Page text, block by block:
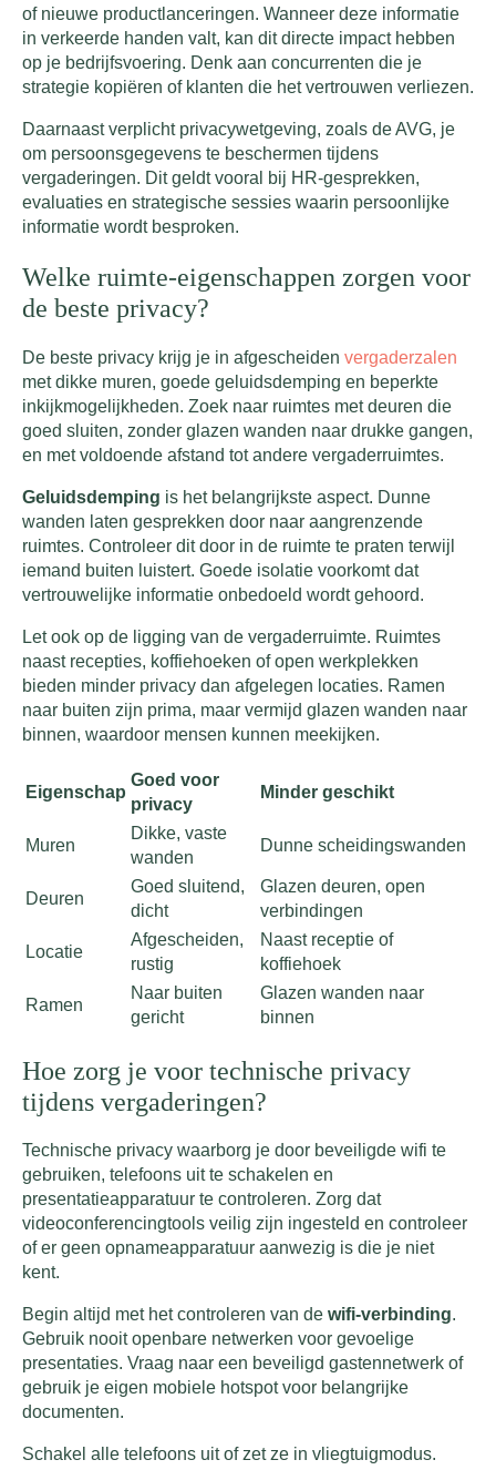
of nieuwe productlanceringen. Wanneer deze informatie
in verkeerde handen valt, kan dit directe impact hebben
op je bedrijfsvoering. Denk aan concurrenten die je
strategie kopiëren of klanten die het vertrouwen verliezen.
Daarnaast verplicht privacywetgeving, zoals de AVG, je
om persoonsgegevens te beschermen tijdens
vergaderingen. Dit geldt vooral bij HR-gesprekken,
evaluaties en strategische sessies waarin persoonlijke
informatie wordt besproken.
Welke ruimte-eigenschappen zorgen voor
de beste privacy?
De beste privacy krijg je in afgescheiden vergaderzalen
met dikke muren, goede geluidsdemping en beperkte
inkijkmogelijkheden. Zoek naar ruimtes met deuren die
goed sluiten, zonder glazen wanden naar drukke gangen,
en met voldoende afstand tot andere vergaderruimtes.
Geluidsdemping is het belangrijkste aspect. Dunne
wanden laten gesprekken door naar aangrenzende
ruimtes. Controleer dit door in de ruimte te praten terwijl
iemand buiten luistert. Goede isolatie voorkomt dat
vertrouwelijke informatie onbedoeld wordt gehoord.
Let ook op de ligging van de vergaderruimte. Ruimtes
naast recepties, koffiehoeken of open werkplekken
bieden minder privacy dan afgelegen locaties. Ramen
naar buiten zijn prima, maar vermijd glazen wanden naar
binnen, waardoor mensen kunnen meekijken.
Eigenschap
Goed voor
privacy
Minder geschikt
Muren
Dikke, vaste
wanden
Dunne scheidingswanden
Deuren
Goed sluitend,
dicht
Glazen deuren, open
verbindingen
Locatie
Afgescheiden,
rustig
Naast receptie of
koffiehoek
Ramen
Naar buiten
gericht
Glazen wanden naar
binnen
Hoe zorg je voor technische privacy
tijdens vergaderingen?
Technische privacy waarborg je door beveiligde wifi te
gebruiken, telefoons uit te schakelen en
presentatieapparatuur te controleren. Zorg dat
videoconferencingtools veilig zijn ingesteld en controleer
of er geen opnameapparatuur aanwezig is die je niet
kent.
Begin altijd met het controleren van de wifi-verbinding.
Gebruik nooit openbare netwerken voor gevoelige
presentaties. Vraag naar een beveiligd gastennetwerk of
gebruik je eigen mobiele hotspot voor belangrijke
documenten.
Schakel alle telefoons uit of zet ze in vliegtuigmodus.